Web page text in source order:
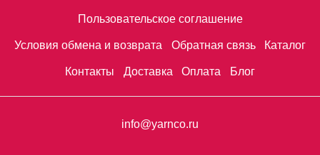
Пользовательское соглашение
Условия обмена и возврата Обратная связь Каталог
Контакты Доставка Оплата Блог
info@yarnco.ru